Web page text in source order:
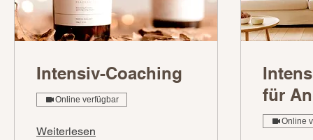
Intensiv-Coaching
Online verfügbar
Weiterlesen
für
Online